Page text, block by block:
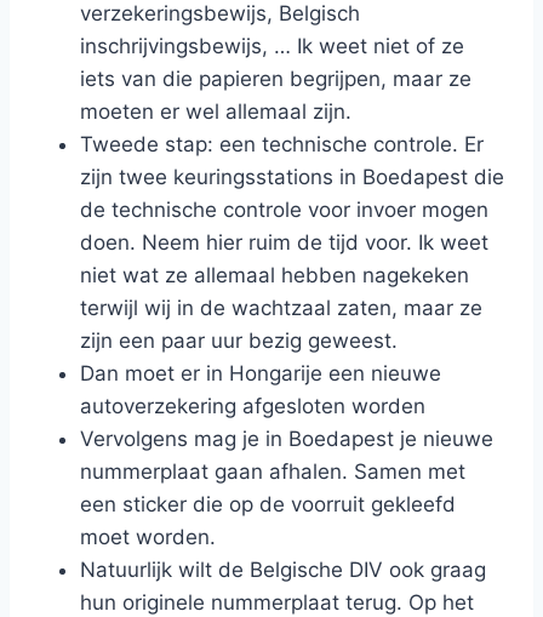
verzekeringsbewijs, Belgisch
inschrijvingsbewijs, … Ik weet niet of ze
iets van die papieren begrijpen, maar ze
moeten er wel allemaal zijn.
Tweede stap: een technische controle. Er
zijn twee keuringsstations in Boedapest die
de technische controle voor invoer mogen
doen. Neem hier ruim de tijd voor. Ik weet
niet wat ze allemaal hebben nagekeken
terwijl wij in de wachtzaal zaten, maar ze
zijn een paar uur bezig geweest.
Dan moet er in Hongarije een nieuwe
autoverzekering afgesloten worden
Vervolgens mag je in Boedapest je nieuwe
nummerplaat gaan afhalen. Samen met
een sticker die op de voorruit gekleefd
moet worden.
Natuurlijk wilt de Belgische DIV ook graag
hun originele nummerplaat terug. Op het